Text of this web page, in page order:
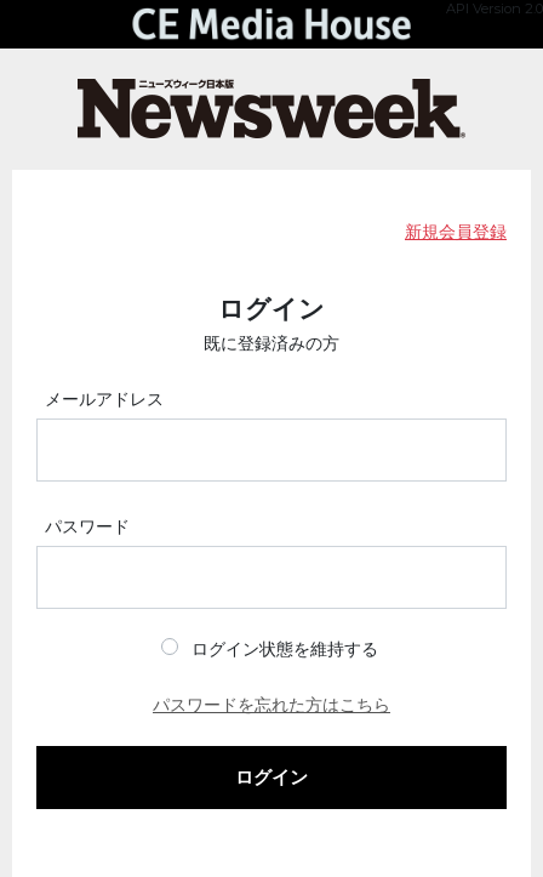
API Version 2.0
新規会員登録
ログイン
既に登録済みの方
メールアドレス
パスワード
ログイン状態を維持する
パスワードを忘れた方はこちら
ログイン